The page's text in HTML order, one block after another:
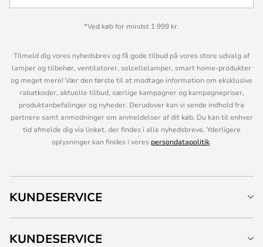
*Ved køb for mindst 1 999 kr.
Tilmeld dig vores nyhedsbrev og få gode tilbud på vores store udvalg af
lamper og tilbehør, ventilatorer, solcellelamper, smart home-produkter
og meget mere! Vær den første til at modtage information om eksklusive
rabatkoder, aktuelle tilbud, særlige kampagner og kampagnepriser,
produktanbefalinger og nyheder. Derudover kan vi sende indhold fra
partnere samt anmodninger om anmeldelser af dit køb. Du kan til enhver
tid afmelde dig via linket, der findes i alle nyhedsbreve. Yderligere
oplysninger kan findes i vores persondatapolitik.
KUNDESERVICE
KUNDESERVICE